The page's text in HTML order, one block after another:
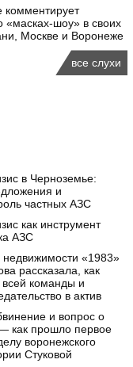
шоу» в своих
Москве и Воронеже
все слухи
в Черноземье:
и
частных АЗС
как инструмент
АЗС
недвижимости «1983»
рассказала, как
всей команды и
в актив
и вопрос о
как прошло первое
воронежского
Стуковой